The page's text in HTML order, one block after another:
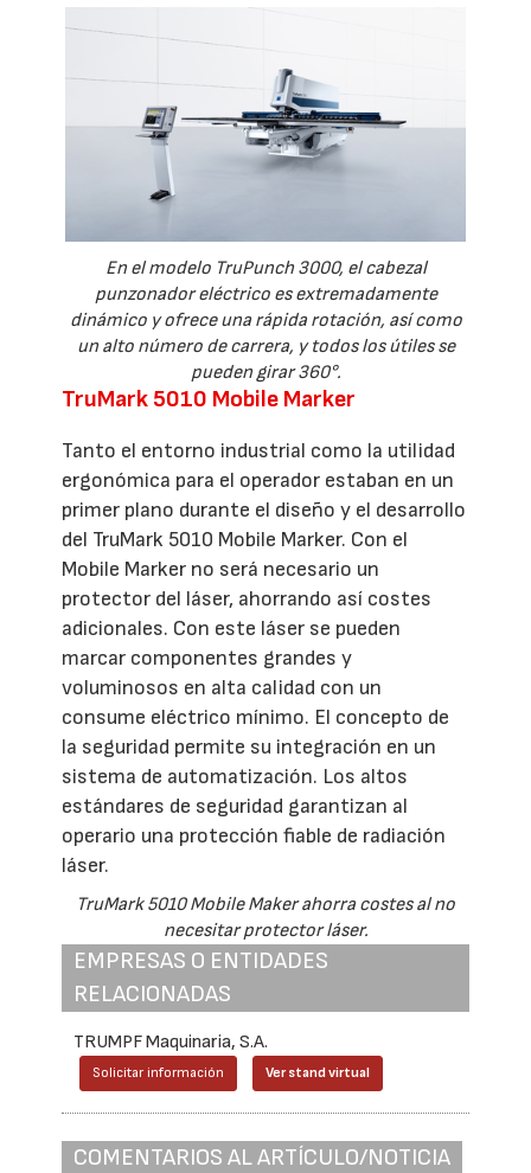
En el modelo TruPunch 3000, el cabezal
punzonador eléctrico es extremadamente
dinámico y ofrece una rápida rotación, así como
un alto número de carrera, y todos los útiles se
pueden girar 360°.
TruMark 5010 Mobile Marker
Tanto el entorno industrial como la utilidad
ergonómica para el operador estaban en un
primer plano durante el diseño y el desarrollo
del TruMark 5010 Mobile Marker. Con el
Mobile Marker no será necesario un
protector del láser, ahorrando así costes
adicionales. Con este láser se pueden
marcar componentes grandes y
voluminosos en alta calidad con un
consume eléctrico mínimo. El concepto de
la seguridad permite su integración en un
sistema de automatización. Los altos
estándares de seguridad garantizan al
operario una protección fiable de radiación
láser.
TruMark 5010 Mobile Maker ahorra costes al no
necesitar protector láser.
EMPRESAS O ENTIDADES
RELACIONADAS
TRUMPF Maquinaria, S.A.
Solicitar información Ver stand virtual
COMENTARIOS AL ARTÍCULO/NOTICIA